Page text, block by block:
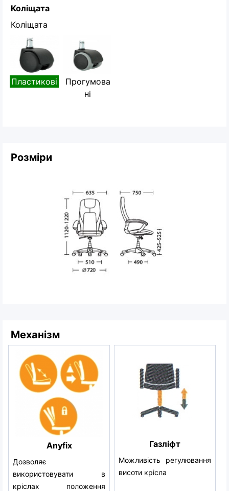
Коліщата
Коліщата
Пластикові
Прогумова
ні
Розміри
Механізм
Anyfix
Дозволяє
використовувати в
кріслах положення
Газліфт
Можливість регулювання
висоти крісла